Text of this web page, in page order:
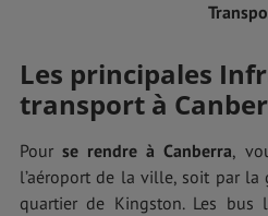
Les principales
transport à
Pourse rendre à Canberra,
l’aéroport de la ville, soit par
quartier de Kingston. Les bus